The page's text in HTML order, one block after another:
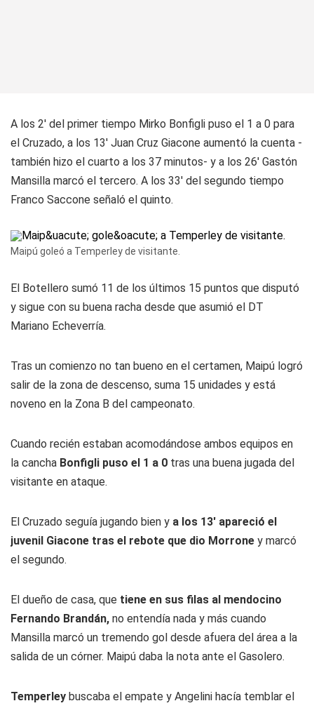
A los 2' del primer tiempo Mirko Bonfigli puso el 1 a 0 para
el Cruzado, a los 13' Juan Cruz Giacone aumentó la cuenta -
también hizo el cuarto a los 37 minutos- y a los 26' Gastón
Mansilla marcó el tercero. A los 33' del segundo tiempo
Franco Saccone señaló el quinto.
Maipú goleó a Temperley de visitante.
El Botellero sumó 11 de los últimos 15 puntos que disputó
y sigue con su buena racha desde que asumió el DT
Mariano Echeverría.
Tras un comienzo no tan bueno en el certamen, Maipú logró
salir de la zona de descenso, suma 15 unidades y está
noveno en la Zona B del campeonato.
Cuando recién estaban acomodándose ambos equipos en
la cancha Bonfigli puso el 1 a 0 tras una buena jugada del
visitante en ataque.
El Cruzado seguía jugando bien y a los 13' apareció el
juvenil Giacone tras el rebote que dio Morrone y marcó
el segundo.
El dueño de casa, que tiene en sus filas al mendocino
Fernando Brandán, no entendía nada y más cuando
Mansilla marcó un tremendo gol desde afuera del área a la
salida de un córner. Maipú daba la nota ante el Gasolero.
Temperley buscaba el empate y Angelini hacía temblar el